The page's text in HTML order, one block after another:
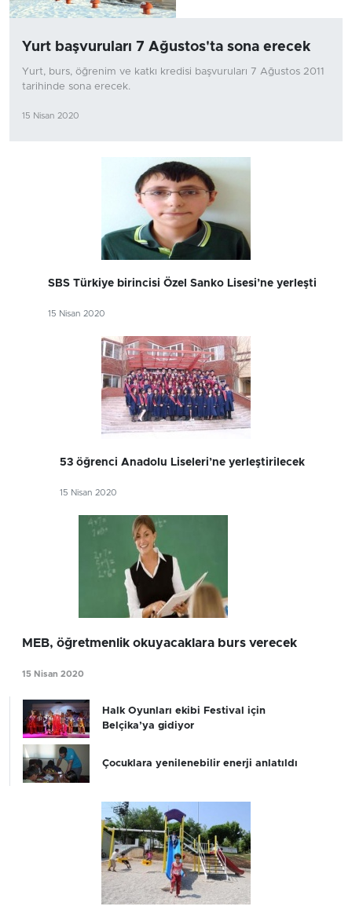
Yurt başvuruları 7 Ağustos'ta sona erecek
Yurt, burs, öğrenim ve katkı kredisi başvuruları 7 Ağustos 2011
tarihinde sona erecek.
15 Nisan 2020
SBS Türkiye birincisi Özel Sanko Lisesi’ne yerleşti
15 Nisan 2020
53 öğrenci Anadolu Liseleri’ne yerleştirilecek
15 Nisan 2020
MEB, öğretmenlik okuyacaklara burs verecek
15 Nisan 2020
Halk Oyunları ekibi Festival için
Belçika’ya gidiyor
Çocuklara yenilenebilir enerji anlatıldı